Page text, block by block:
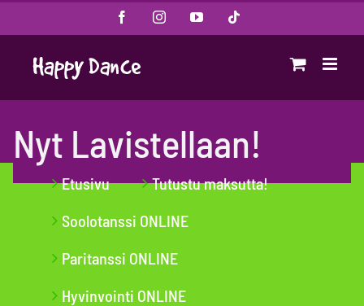
to
content
FacebookInstagramYouTube
Nyt Lavistellaan!
Etusivu
Tutustu maksutta!
Soolotanssi ONLINE
Paritanssi ONLINE
Hyvinvointi ONLINE